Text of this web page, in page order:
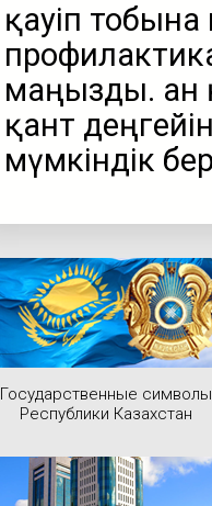
қауіп тобына
маңызды.
қант
мүмкіндік
Государственные символы
Республики Казахстан